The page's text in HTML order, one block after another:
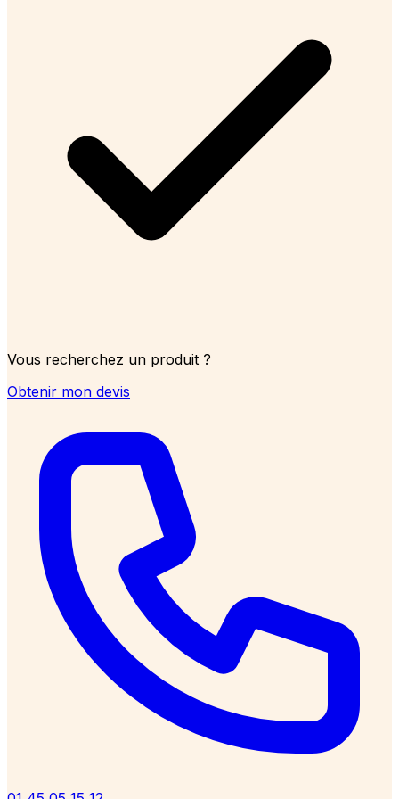
Vous recherchez un produit ?
Obtenir mon devis